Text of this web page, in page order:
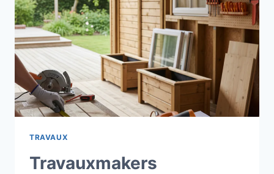
PLAFONDS
SUSPENDUS
ET
DOUBLAGES
MURAUX
TRAVAUX
Travauxmakers